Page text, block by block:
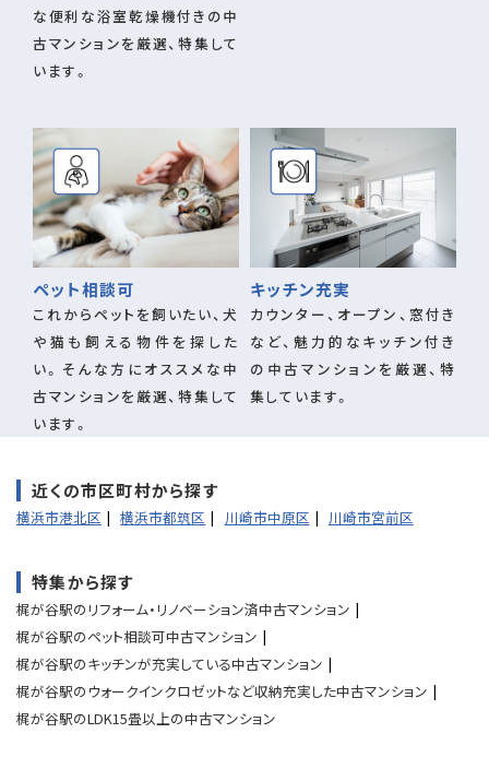
な便利な浴室乾燥機付きの中
古マンションを厳選、特集して
います。
ペット相談可
これからペットを飼いたい、犬
や猫も飼える物件を探した
い。そんな方にオススメな中
古マンションを厳選、特集して
います。
キッチン充実
カウンター、オープン、窓付き
など、魅力的なキッチン付き
の中古マンションを厳選、特
集しています。
近くの市区町村から探す
横浜市港北区 横浜市都筑区 川崎市中原区 川崎市宮前区
特集から探す
梶が谷駅のリフォーム・リノベーション済中古マンション
梶が谷駅のペット相談可中古マンション
梶が谷駅のキッチンが充実している中古マンション
梶が谷駅のウォークインクロゼットなど収納充実した中古マンション
梶が谷駅のLDK15畳以上の中古マンション